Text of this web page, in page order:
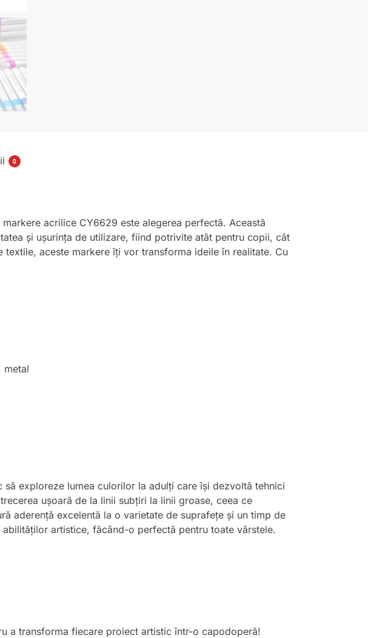
0
acrilice CY6629 este alegerea perfectă. Această
și ușurința de utilizare, fiind potrivite atât pentru copii, cât
aceste markere îți vor transforma ideile în realitate. Cu
metal
exploreze lumea culorilor la adulți care își dezvoltă tehnici
ușoară de la linii subțiri la linii groase, ceea ce
aderență excelentă la o varietate de suprafețe și un timp de
artistice, făcând-o perfectă pentru toate vârstele.
a transforma fiecare proiect artistic într-o capodoperă!